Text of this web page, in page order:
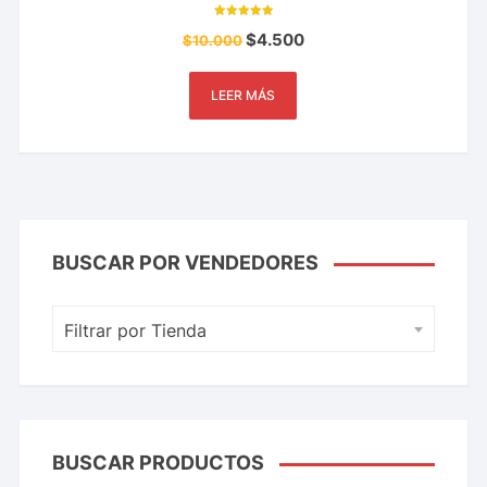
5.00
de 5
$10.000$4.500
LEER MÁS
BUSCAR POR VENDEDORES
Filtrar por Tienda
BUSCAR PRODUCTOS